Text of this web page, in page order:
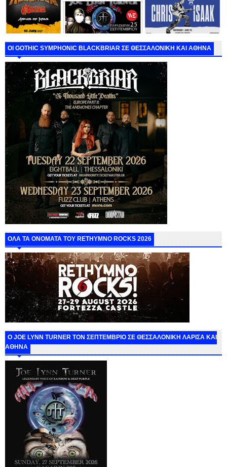
ΟΙ GOTHIC SYMPHONIC BLACKBRIAR ΣΕ ΘΕΣΣΑΛΟΝΙΚΗ ΚΑΙ ΑΘΗΝΑ
ΟΛΑ ΤΑ ΟΝΟΜΑΤΑ ΤΟΥ RETHYMNO ROCKS 2026
O JOE LYNN TURNER ΤΟΝ ΣΕΠΤΕΜΒΡΙΟ ΣΕ ΘΕΣΣΑΛΟΝΙΚΗ ΛΑΡΙΣΑ ΚΑΙ
ΑΘΗΝΑ